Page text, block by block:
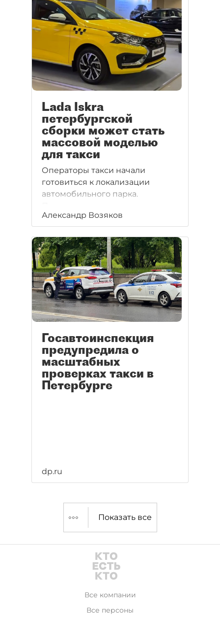
Lada Iskra
петербургской
сборки может стать
массовой моделью
для такси
Операторы такси начали
готовиться к локализации
автомобильного парка.
на отечественные машины.
Одним из вариантов станет Lada
Iskra, которую скоро начнут
выпускать в Петербурге.
Александр Возяков
Госавтоинспекция
предупредила о
масштабных
проверках такси в
Петербурге
dp.ru
Показать все
Все компании
Все персоны